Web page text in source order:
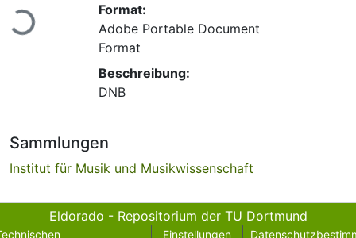
Lade...
Format:
Adobe Portable Document
Format
Beschreibung:
DNB
Sammlungen
Institut für Musik und Musikwissenschaft
Eldorado - Repositorium der TU Dortmund
Einstellungen